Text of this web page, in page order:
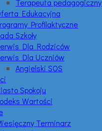
Terapeuta pedagogiczny
Edukacyjna
Profilaktyczne
Szkoły
Dla Rodziców
Dla Uczniów
Angielski SOS
Spokoju
Wartości
Terminarz